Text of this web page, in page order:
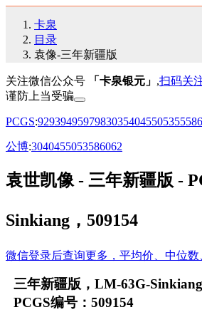
卡泉
目录
袁像-三年新疆版
关注微信公众号 「卡泉银元」 ,扫码关
谨防上当受骗
PCGS:9293949597983035404550535558
公博:3040455053586062
袁世凯像 - 三年新疆版 -
Sinkiang，509154
微信登录后查询更多，平均价、中位数
三年新疆版，LM-63G-Sinkiang
PCGS编号：509154